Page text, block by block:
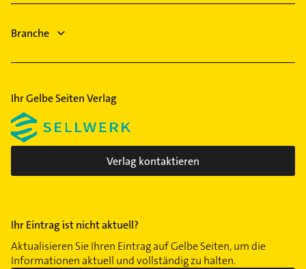
Rechtsanwalt
Branche
Ihr Gelbe Seiten Verlag
Verlag kontaktieren
Ihr Eintrag ist nicht aktuell?
Aktualisieren Sie Ihren Eintrag auf Gelbe Seiten, um die
Informationen aktuell und vollständig zu halten.